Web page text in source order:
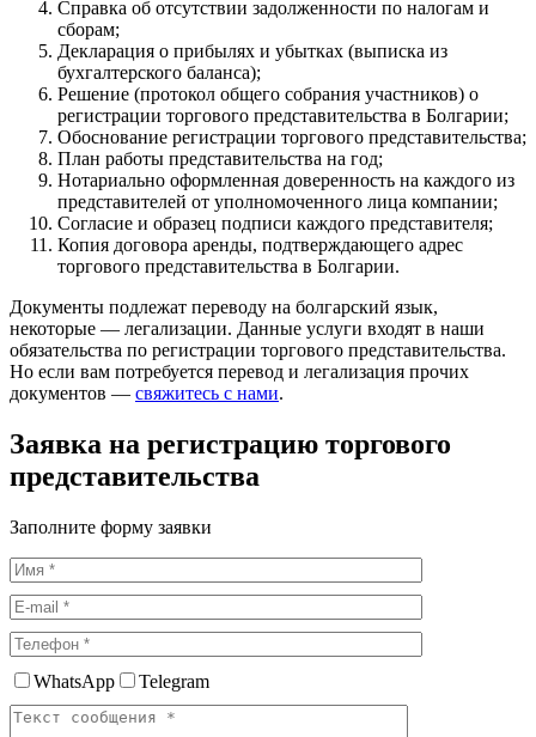
Справка об отсутствии задолженности по налогам и
сборам;
Декларация о прибылях и убытках (выписка из
бухгалтерского баланса);
Решение (протокол общего собрания участников) о
регистрации торгового представительства в Болгарии;
Обоснование регистрации торгового представительства;
План работы представительства на год;
Нотариально оформленная доверенность на каждого из
представителей от уполномоченного лица компании;
Согласие и образец подписи каждого представителя;
Копия договора аренды, подтверждающего адрес
торгового представительства в Болгарии.
Документы подлежат переводу на болгарский язык,
некоторые — легализации. Данные услуги входят в наши
обязательства по регистрации торгового представительства.
Но если вам потребуется перевод и легализация прочих
документов — свяжитесь с нами.
Заявка на регистрацию торгового
представительства
Заполните форму заявки
WhatsApp Telegram